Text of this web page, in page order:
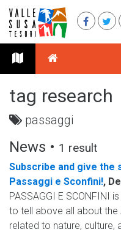
tag research
passaggi
News • 1 result
Subscribe and give the
Passaggi e Sconfini!,
PASSAGGI E SCONFINI
to tell above all about the
related to nature, culture,